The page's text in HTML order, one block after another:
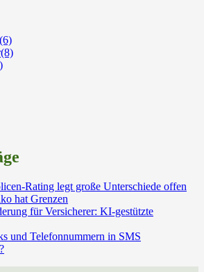
(6)
(8)
Rating legt große Unterschiede offen
hat Grenzen
für Versicherer: KI-gestützte
und Telefonnummern in SMS